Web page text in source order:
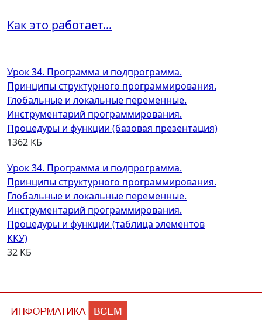
Как это работает...
Урок 34. Программа и подпрограмма.
Принципы структурного программирования.
Глобальные и локальные переменные.
Инструментарий программирования.
Процедуры и функции (базовая презентация)
1362 КБ
Урок 34. Программа и подпрограмма.
Принципы структурного программирования.
Глобальные и локальные переменные.
Инструментарий программирования.
Процедуры и функции (таблица элементов
ККУ)
32 КБ